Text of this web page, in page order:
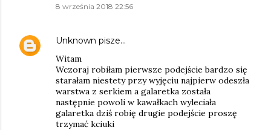
8 września 2018 22:56
Unknown pisze…
Witam
Wczoraj robiłam pierwsze podejście bardzo się
starałam niestety przy wyjęciu najpierw odeszła
warstwa z serkiem a galaretka została
następnie powoli w kawałkach wyleciała
galaretka dziś robię drugie podejście proszę
trzymać kciuki